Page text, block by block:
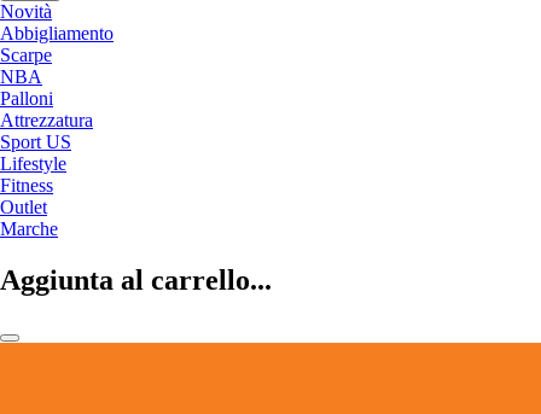
Novità
Abbigliamento
Scarpe
NBA
Palloni
Attrezzatura
Sport US
Lifestyle
Fitness
Outlet
Marche
Aggiunta al carrello...